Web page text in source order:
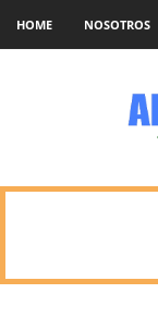
HOME NOSOTROS